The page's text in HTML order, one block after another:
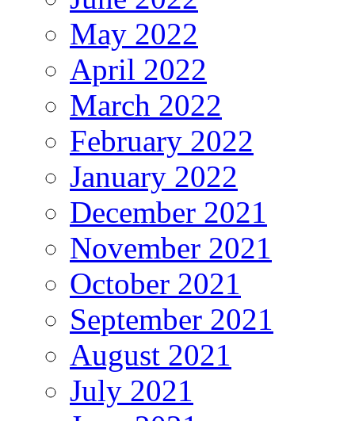
May 2022
April 2022
March 2022
February 2022
January 2022
December 2021
November 2021
October 2021
September 2021
August 2021
July 2021